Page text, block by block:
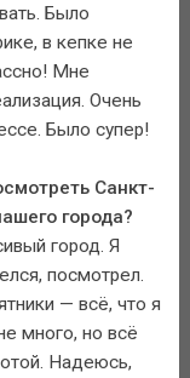
Было
в кепке не
Мне
Очень
Было супер!
Санкт-
города?
город. Я
посмотрел.
— всё, что я
много, но всё
Надеюсь,